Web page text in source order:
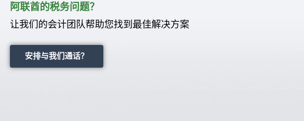
阿联酋的税务问题？
让我们的会计团队帮助您找到最佳解决方案
安排与我们通话？